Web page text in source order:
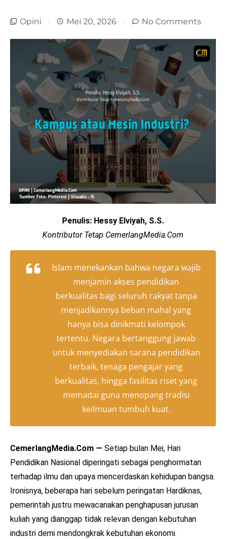
Opini Mei 20, 2026 No Comments
Penulis: Hessy Elviyah, S.S.
Kontributor Tetap CemerlangMedia.Com
Islam menekankan bahwa negara wajib
menjamin akses pendidikan
berkualitas bagi seluruh rakyat tanpa
menjadikannya beban mahal yang
hanya bisa dinikmati kelompok
tertentu. Negara bertanggung jawab
untuk menyediakan sarana pendidikan
terbaik, tenaga pengajar yang
berkualitas, hingga fasilitas riset yang
memadai guna menopang tradisi
keilmuan tumbuh kuat.
CemerlangMedia.Com — Setiap bulan Mei, Hari
Pendidikan Nasional diperingati sebagai penghormatan
terhadap ilmu dan upaya mencerdaskan kehidupan bangsa.
Ironisnya, beberapa hari sebelum peringatan Hardiknas,
pemerintah justru mewacanakan penghapusan jurusan
kuliah yang dianggap tidak relevan dengan kebutuhan
industri demi mendongkrak kebutuhan ekonomi.